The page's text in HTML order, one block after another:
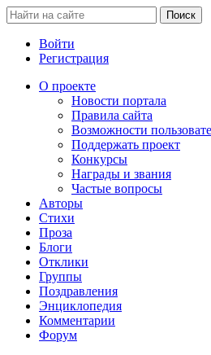
Войти
Регистрация
О проекте
Новости портала
Правила сайта
Возможности
Поддержать проект
Конкурсы
Награды и звания
Частые вопросы
Авторы
Стихи
Проза
Блоги
Отклики
Группы
Поздравления
Энциклопедия
Комментарии
Форум